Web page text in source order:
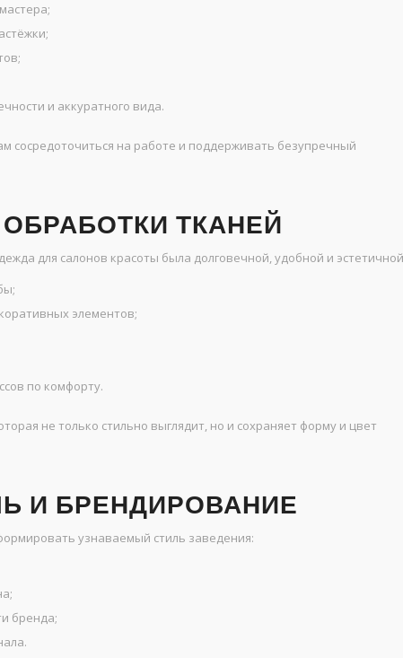
и аккуратного вида.
сосредоточиться на работе и поддерживать безупречный
ТКАНЕЙ
для салонов красоты была долговечной, удобной и
элементов;
по комфорту.
не только стильно выглядит, но и сохраняет форму и цвет
И БРЕНДИРОВАНИЕ
узнаваемый стиль заведения:
бренда;